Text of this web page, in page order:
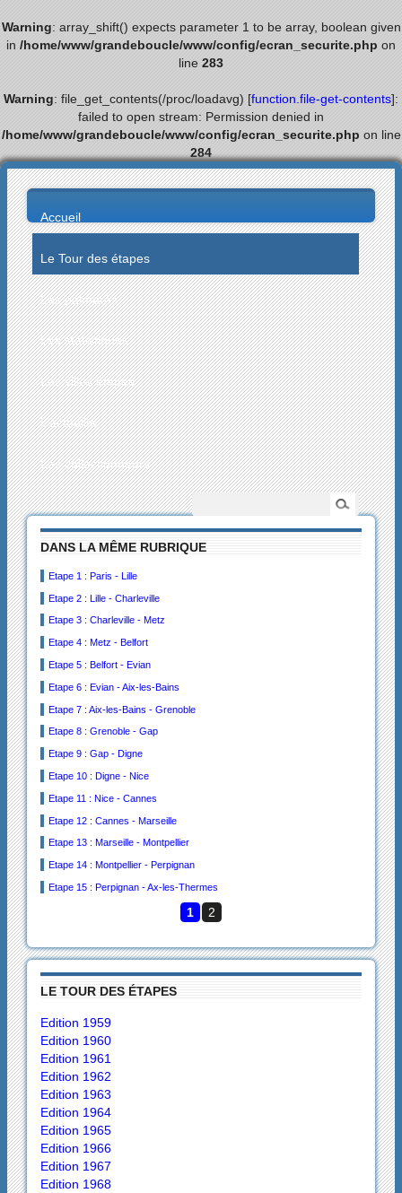
Warning: array_shift() expects parameter 1 to be array, boolean given
in /home/www/grandeboucle/www/config/ecran_securite.php on
line 283
Warning: file_get_contents(/proc/loadavg) [function.file-get-contents]:
failed to open stream: Permission denied in
/home/www/grandeboucle/www/config/ecran_securite.php on line
284
Accueil
Le Tour des étapes
Les palmarès
Les statistiques
Les villes étapes
L’actualité
Les collectionneurs
DANS LA MÊME RUBRIQUE
Etape 1 : Paris - Lille
Etape 2 : Lille - Charleville
Etape 3 : Charleville - Metz
Etape 4 : Metz - Belfort
Etape 5 : Belfort - Evian
Etape 6 : Evian - Aix-les-Bains
Etape 7 : Aix-les-Bains - Grenoble
Etape 8 : Grenoble - Gap
Etape 9 : Gap - Digne
Etape 10 : Digne - Nice
Etape 11 : Nice - Cannes
Etape 12 : Cannes - Marseille
Etape 13 : Marseille - Montpellier
Etape 14 : Montpellier - Perpignan
Etape 15 : Perpignan - Ax-les-Thermes
1 2
LE TOUR DES ÉTAPES
Edition 1959
Edition 1960
Edition 1961
Edition 1962
Edition 1963
Edition 1964
Edition 1965
Edition 1966
Edition 1967
Edition 1968